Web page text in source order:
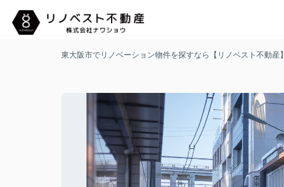
東大阪市でリノベーション物件を探すなら【リノベスト不動産】